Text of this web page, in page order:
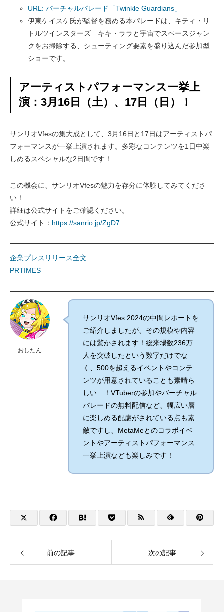
URL: バーチャルパレード「Twinkle Guardians」
伊東ケイスケ氏が監督を務める本パレードは、キティ・リ
トルツインスターズ キキ・ララと宇宙でスペースジャン
クをお掃除する、シューティング要素を盛り込んだ参加型
ショーです。
アーティストパフォーマンス一挙上
演：3月16日（土）、17日（日）！
サンリオVfesの集大成として、3月16日と17日はアーティストパ
フォーマンスが一挙上演されます。多彩なコンテンツを1日中楽
しめるスペシャルな2日間です！
この機会に、サンリオVfesの魅力を存分に体験してみてくださ
い！
詳細は公式サイトをご確認ください。
公式サイト： https://sanrio.jp/ZgD7
企業プレスリリース全文
PRTIMES
おしたん
サンリオVfes 2024の中間レポートを
ご紹介しましたが、その規模や内容
には驚かされます！総来場数236万
人を突破したという数字だけでな
く、500を超えるイベントやコンテ
ンツが用意されていることも素晴ら
しい…！VTuberの参加やバーチャル
パレードの無料配信など、幅広い層
に楽しめる配慮がされている点も素
敵ですし、MetaMeとのコラボイベ
ントやアーティストパフォーマンス
一挙上演なども楽しみです！
前の記事 次の記事